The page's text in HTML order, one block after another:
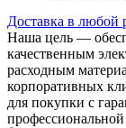
Доставка в любой
Наша цель —
качественным
расходным
корпоративных
для покупки с